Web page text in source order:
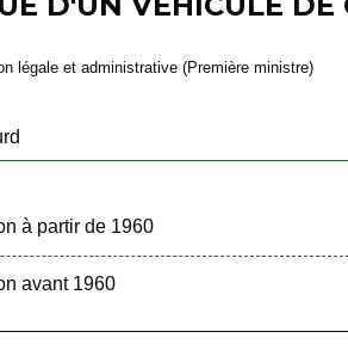
légale et administrative (Première ministre)
à partir de 1960
avant 1960